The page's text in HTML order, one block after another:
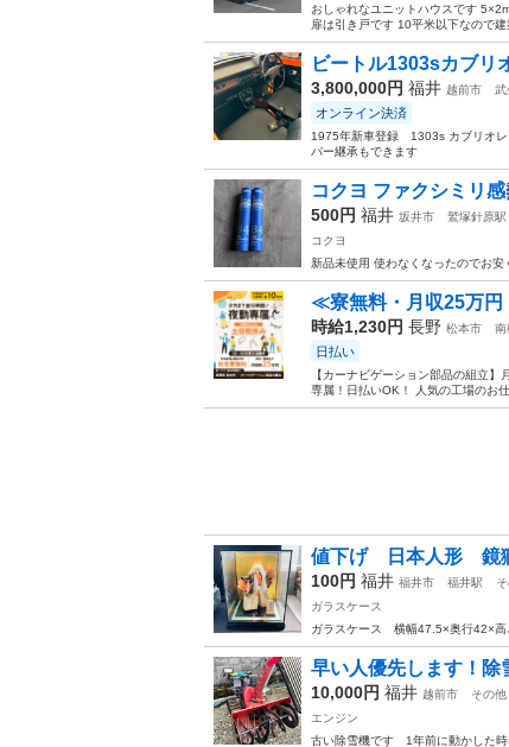
おしゃれなユニットハウスです
扉は引き戸です 10平米以下なので
ビートル1303sカブリ
3,800,000円 福井 越前市 武
オンライン決済
1975年新車登録 1303s カブリオ
バー継承もできます
コクヨ ファクシミリ
500円 福井 坂井市 鷲塚針原駅
コクヨ
新品未使用 使わなくなったのでお安
≪寮無料・月収25万円
時給1,230円 長野 松本市 南
日払い
【カーナビゲーション部品の組立
専属！日払いOK！ 人気の工場のお
値下げ 日本人形 鏡
100円 福井 福井市 福井駅
ガラスケース
ガラスケース 横幅47.5×奥行42×高
早い人優先します！除
10,000円 福井 越前市
その他
エンジン
古い除雪機です 1年前に動かした